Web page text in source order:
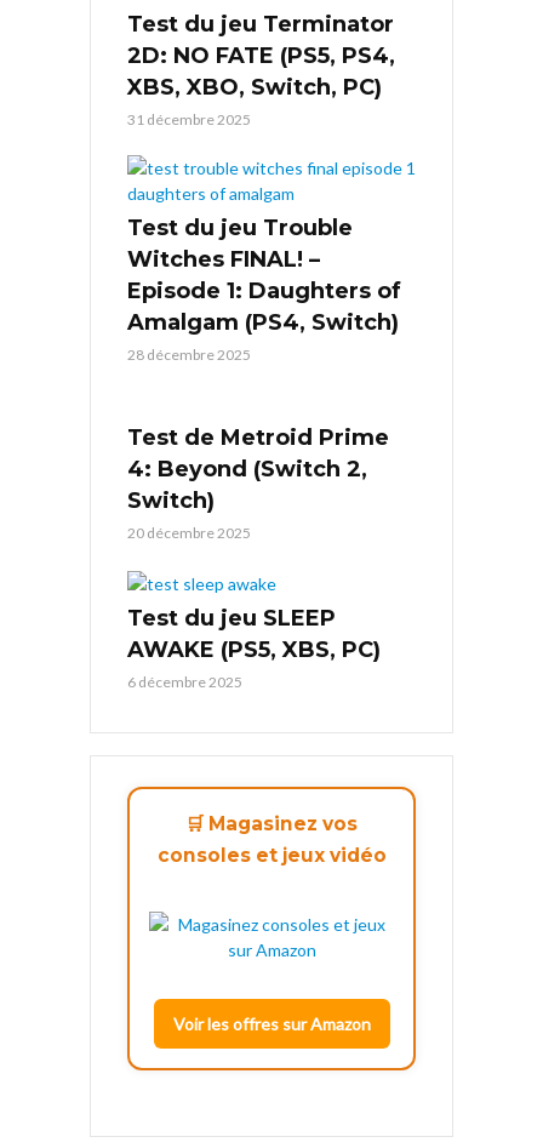
Test du jeu Terminator
2D: NO FATE (PS5, PS4,
XBS, XBO, Switch, PC)
31 décembre 2025
Test du jeu Trouble
Witches FINAL! –
Episode 1: Daughters of
Amalgam (PS4, Switch)
28 décembre 2025
Test de Metroid Prime
4: Beyond (Switch 2,
Switch)
20 décembre 2025
Test du jeu SLEEP
AWAKE (PS5, XBS, PC)
6 décembre 2025
🛒 Magasinez vos
consoles et jeux vidéo
Voir les offres sur Amazon